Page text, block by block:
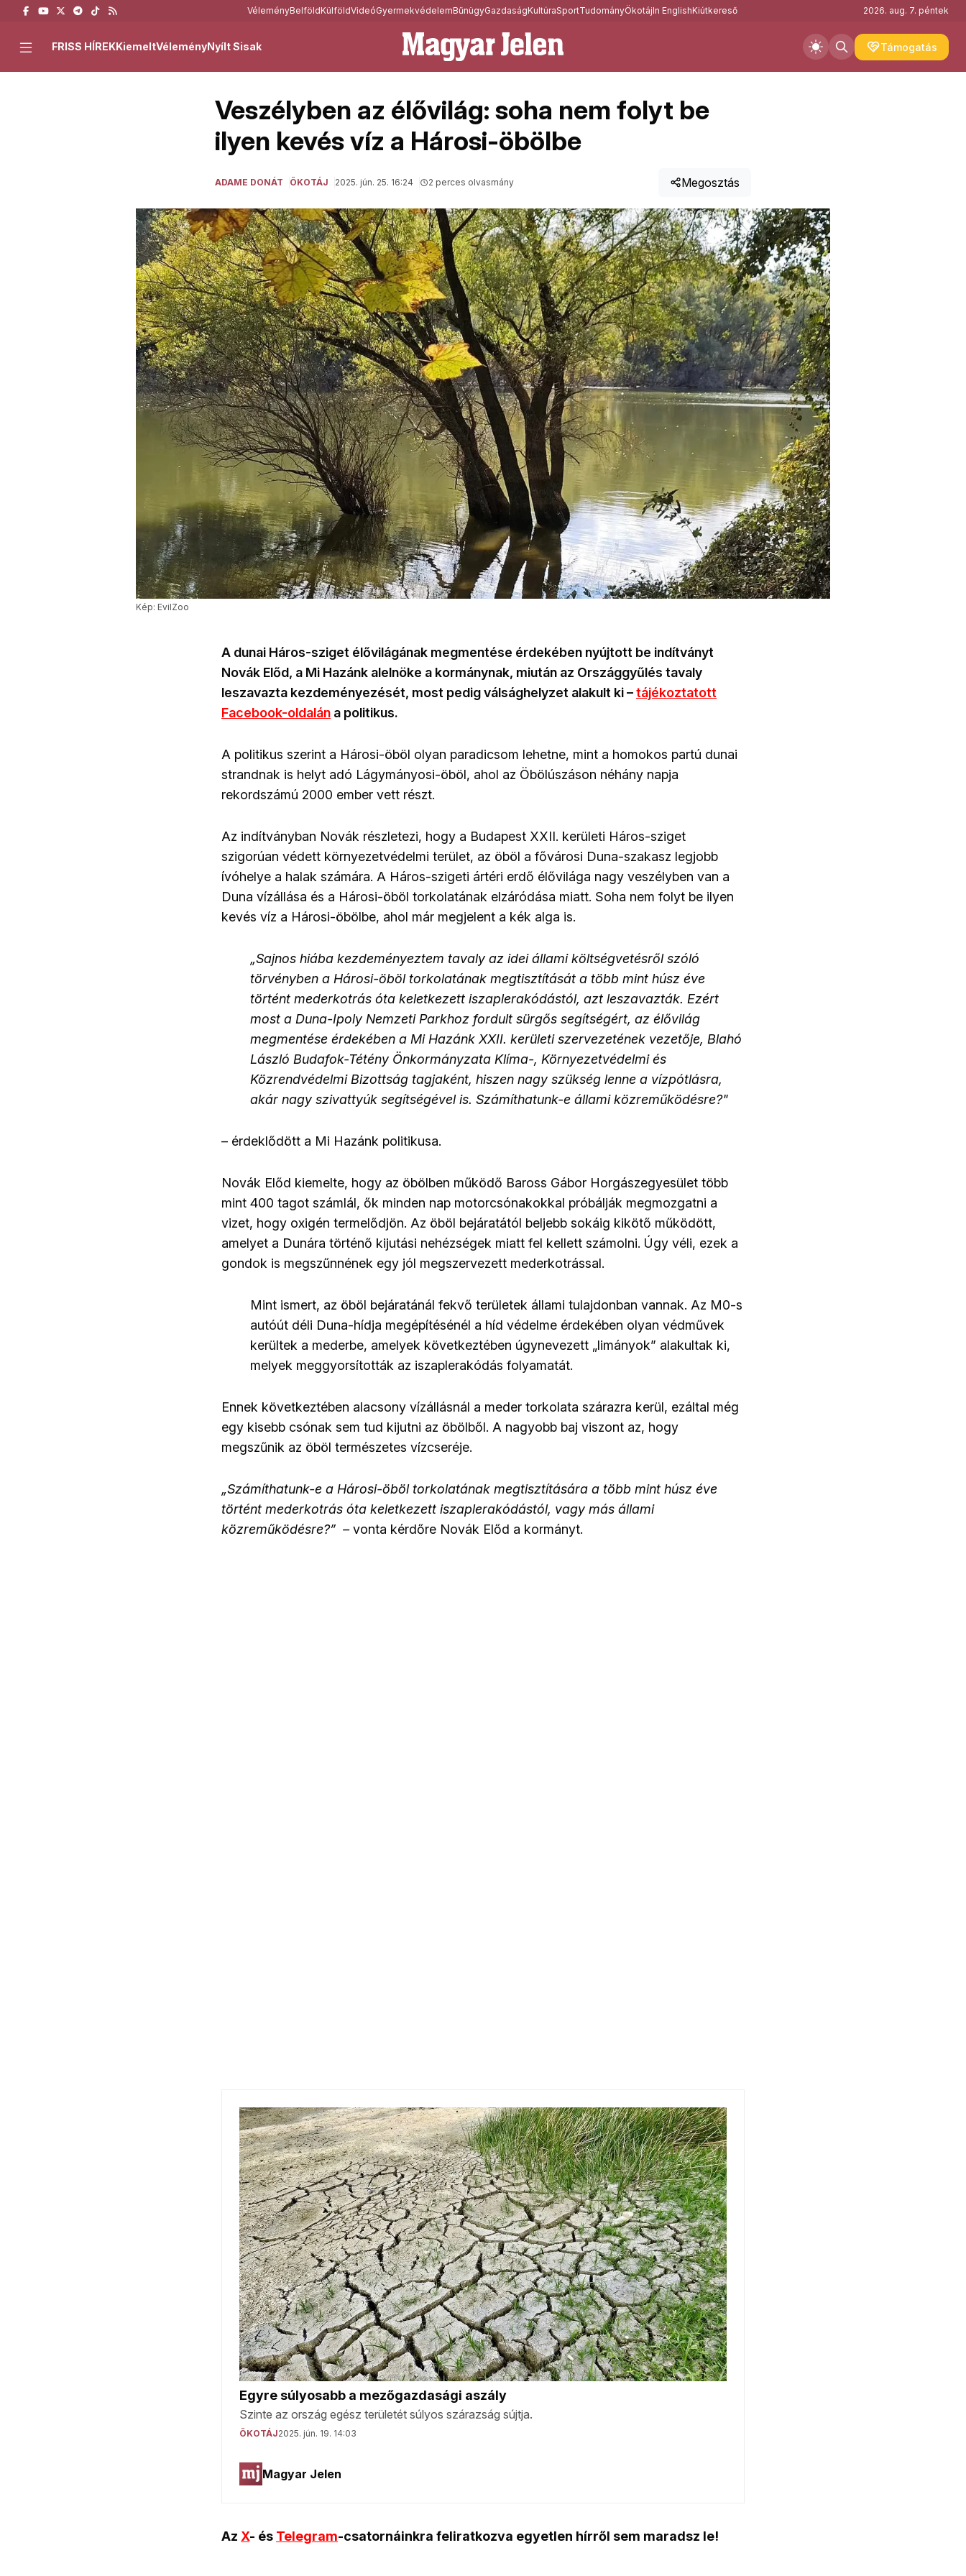
VéleményBelföldKülföldVideóGyermekvédelemBűnügyGazdaságKultúraSportTudományÖkotájIn EnglishKiútkereső 2026. aug. 7. péntek
Támogatás
FRISS HÍREKKiemeltVéleményNyílt Sisak
Veszélyben az élővilág: soha nem folyt be
ilyen kevés víz a Hárosi-öbölbe
ADAME DONÁT ÖKOTÁJ 2025. jún. 25. 16:24 2 perces olvasmány Megosztás
Kép: EvilZoo
A dunai Háros-sziget élővilágának megmentése érdekében nyújtott be indítványt
Novák Előd, a Mi Hazánk alelnöke a kormánynak, miután az Országgyűlés tavaly
leszavazta kezdeményezését, most pedig válsághelyzet alakult ki –tájékoztatott
Facebook-oldalán a politikus.
A politikus szerint a Hárosi-öböl olyan paradicsom lehetne, mint a homokos partú dunai
strandnak is helyt adó Lágymányosi-öböl, ahol az Öbölúszáson néhány napja
rekordszámú 2000 ember vett részt.
Az indítványban Novák részletezi, hogy a Budapest XXII. kerületi Háros-sziget
szigorúan védett környezetvédelmi terület, az öböl a fővárosi Duna-szakasz legjobb
ívóhelye a halak számára. A Háros-szigeti ártéri erdő élővilága nagy veszélyben van a
Duna vízállása és a Hárosi-öböl torkolatának elzáródása miatt. Soha nem folyt be ilyen
kevés víz a Hárosi-öbölbe, ahol már megjelent a kék alga is.
„Sajnos hiába kezdeményeztem tavaly az idei állami költségvetésről szóló
törvényben a Hárosi-öböl torkolatának megtisztítását a több mint húsz éve
történt mederkotrás óta keletkezett iszaplerakódástól, azt leszavazták. Ezért
most a Duna-Ipoly Nemzeti Parkhoz fordult sürgős segítségért, az élővilág
megmentése érdekében a Mi Hazánk XXII. kerületi szervezetének vezetője, Blahó
László Budafok-Tétény Önkormányzata Klíma-, Környezetvédelmi és
Közrendvédelmi Bizottság tagjaként, hiszen nagy szükség lenne a vízpótlásra,
akár nagy szivattyúk segítségével is. Számíthatunk-e állami közreműködésre?"
– érdeklődött a Mi Hazánk politikusa.
Novák Előd kiemelte, hogy az öbölben működő Baross Gábor Horgászegyesület több
mint 400 tagot számlál, ők minden nap motorcsónakokkal próbálják megmozgatni a
vizet, hogy oxigén termelődjön. Az öböl bejáratától beljebb sokáig kikötő működött,
amelyet a Dunára történő kijutási nehézségek miatt fel kellett számolni. Úgy véli, ezek a
gondok is megszűnnének egy jól megszervezett mederkotrással.
Mint ismert, az öböl bejáratánál fekvő területek állami tulajdonban vannak. Az M0-s
autóút déli Duna-hídja megépítésénél a híd védelme érdekében olyan védművek
kerültek a mederbe, amelyek következtében úgynevezett „limányok” alakultak ki,
melyek meggyorsították az iszaplerakódás folyamatát.
Ennek következtében alacsony vízállásnál a meder torkolata szárazra kerül, ezáltal még
egy kisebb csónak sem tud kijutni az öbölből. A nagyobb baj viszont az, hogy
megszűnik az öböl természetes vízcseréje.
„Számíthatunk-e a Hárosi-öböl torkolatának megtisztítására a több mint húsz éve
történt mederkotrás óta keletkezett iszaplerakódástól, vagy más állami
közreműködésre?” –vonta kérdőre Novák Előd a kormányt.
Az X- és Telegram-csatornáinkra feliratkozva egyetlen hírről sem maradsz le!